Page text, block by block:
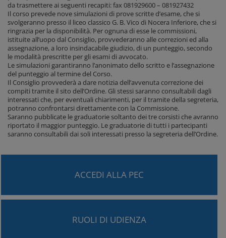
da trasmettere ai seguenti recapiti: fax 081929600 – 081927432
Il corso prevede nove simulazioni di prove scritte d’esame, che si
svolgeranno presso il liceo classico G. B. Vico di Nocera Inferiore, che si
ringrazia per la disponibilità. Per ognuna di esse le commissioni,
istituite all’uopo dal Consiglio, provvederanno alle correzioni ed alla
assegnazione, a loro insindacabile giudizio, di un punteggio, secondo
le modalità prescritte per gli esami di avvocato.
Le simulazioni garantiranno l’anonimato dello scritto e l’assegnazione
del punteggio al termine del Corso.
Il Consiglio provvederà a dare notizia dell’avvenuta correzione dei
compiti tramite il sito dell’Ordine. Gli stessi saranno consultabili dagli
interessati che, per eventuali chiarimenti, per il tramite della segreteria,
potranno confrontarsi direttamente con la Commissione.
Saranno pubblicate le graduatorie soltanto dei tre corsisti che avranno
riportato il maggior punteggio. Le graduatorie di tutti i partecipanti
saranno consultabili dai soli interessati presso la segreteria dell’Ordine.
ACCEDI ALLA PEC
RUOLI DI UDIENZA